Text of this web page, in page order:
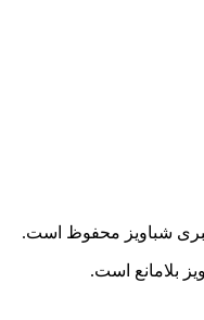
شباویز محفوظ است.
بلامانع است.